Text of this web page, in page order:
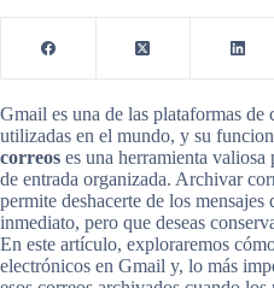
Gmail es una de las plataformas de
utilizadas en el mundo, y su
correos es una herramienta valiosa
de entrada organizada. Archivar
permite deshacerte de los mensajes
inmediato, pero que deseas
En este artículo, exploraremos
electrónicos en Gmail y, lo más